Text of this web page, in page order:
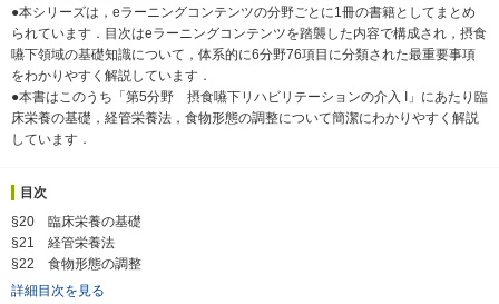
●本シリーズは，eラーニングコンテンツの分野ごとに1冊の書籍としてまとめ
られています．目次はeラーニングコンテンツを踏襲した内容で構成され，摂食
嚥下領域の基礎知識について，体系的に6分野76項目に分類された最重要事項
をわかりやすく解説しています．
●本書はこのうち「第5分野 摂食嚥下リハビリテーションの介入 I」にあたり臨
床栄養の基礎，経管栄養法，食物形態の調整について簡潔にわかりやすく解説
しています．
目次
§20 臨床栄養の基礎
§21 経管栄養法
§22 食物形態の調整
詳細目次を見る